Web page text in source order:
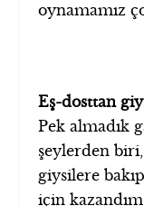
oynamamız
Eş-dosttan
Pek almadık
şeylerden
giysilere
için